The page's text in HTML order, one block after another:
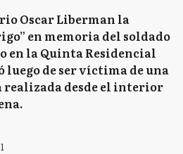
Oscar Liberman la
en memoria del soldado
en la Quinta Residencial
luego de ser víctima de una
desde el interior